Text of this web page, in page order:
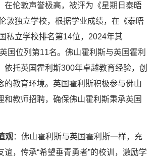
在伦敦声誉极高，被评为《星期日泰晤
敦独立学校，根据学业成绩，在《泰晤
私立学校排名第14位，2024年其
国位列第11名。佛山霍利斯与英国霍利
依托英国霍利斯300年卓越教育经验，创
的教育环境。英国霍利斯积极参与佛山
和教师招聘，确保佛山霍利斯秉承英国
观：佛山霍利斯与英国霍利斯一样，充
谊，传承“希望垂青勇者”的校训，激励学
×